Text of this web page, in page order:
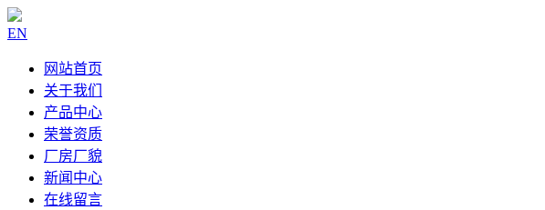
EN
网站首页
关于我们
产品中心
荣誉资质
厂房厂貌
新闻中心
在线留言